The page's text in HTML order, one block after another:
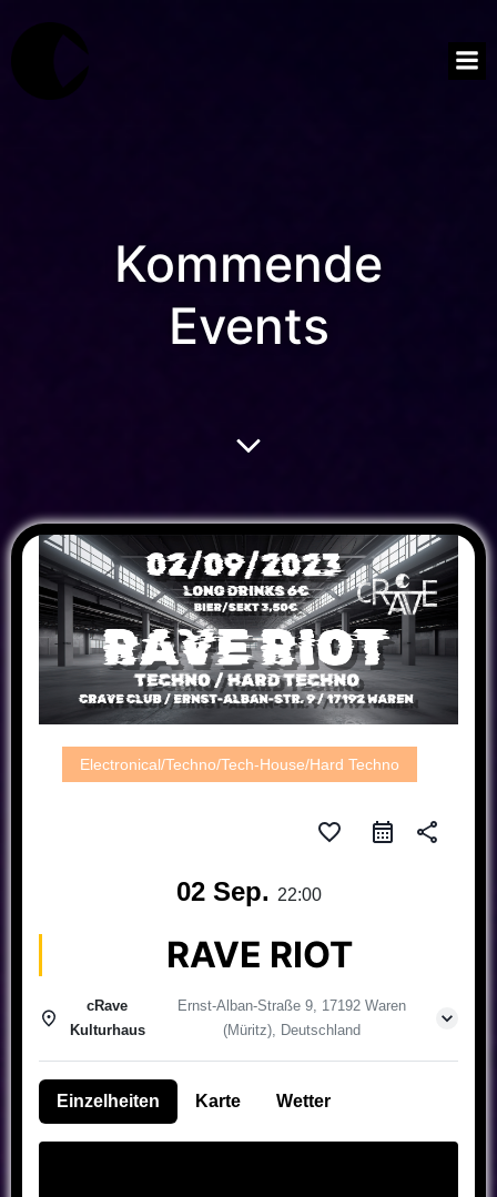
Kommende
Events
Electronical/Techno/Tech-House/Hard Techno
favorite_border share
02 Sep. 22:00
RAVE RIOT
cRave
Kulturhaus
Ernst-Alban-Straße 9, 17192 Waren
(Müritz), Deutschland
Einzelheiten Karte Wetter